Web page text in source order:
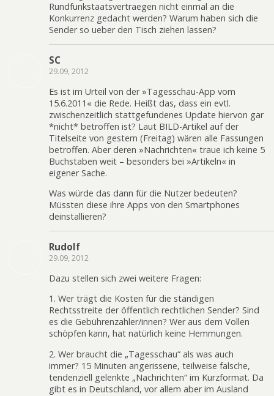
Rundfunkstaatsvertraegen nicht einmal an die
Konkurrenz gedacht werden? Warum haben sich die
Sender so ueber den Tisch ziehen lassen?
SC
29.09, 2012
Es ist im Urteil von der »Tagesschau-App vom
15.6.2011« die Rede. Heißt das, dass ein evtl.
zwischenzeitlich stattgefundenes Update hiervon gar
*nicht* betroffen ist? Laut BILD-Artikel auf der
Titelseite von gestern (Freitag) wären alle Fassungen
betroffen. Aber deren »Nachrichten« traue ich keine 5
Buchstaben weit – besonders bei »Artikeln« in
eigener Sache.
Was würde das dann für die Nutzer bedeuten?
Müssten diese ihre Apps von den Smartphones
deinstallieren?
Rudolf
29.09, 2012
Dazu stellen sich zwei weitere Fragen:
1. Wer trägt die Kosten für die ständigen
Rechtsstreite der öffentlich rechtlichen Sender? Sind
es die Gebührenzahler/innen? Wer aus dem Vollen
schöpfen kann, hat natürlich keine Hemmungen.
2. Wer braucht die „Tagesschau“ als was auch
immer? 15 Minuten angerissene, teilweise falsche,
tendenziell gelenkte „Nachrichten“ im Kurzformat. Da
gibt es in Deutschland, vor allem aber im Ausland